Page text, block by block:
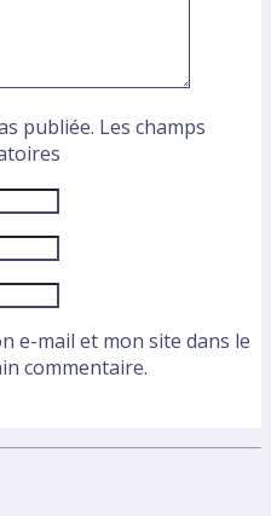
publiée. Les champs
e-mail et mon site dans le
commentaire.